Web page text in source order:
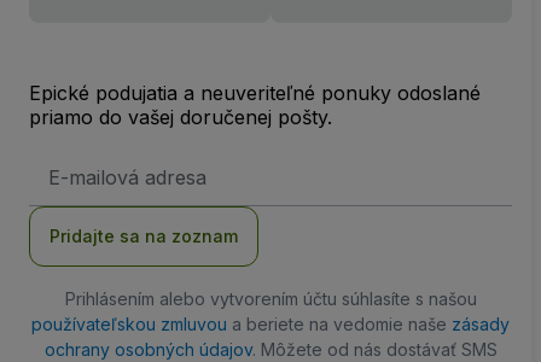
Epické podujatia a neuveriteľné ponuky odoslané
priamo do vašej doručenej pošty.
mailová
Pridajte sa na zoznam
Prihlásením alebo vytvorením účtu súhlasíte s našou
používateľskou zmluvou a beriete na vedomie naše zásady
ochrany osobných údajov. Môžete od nás dostávať SMS